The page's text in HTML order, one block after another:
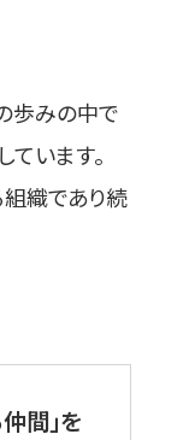
歩みの中で
います。
組織であり続
間」を